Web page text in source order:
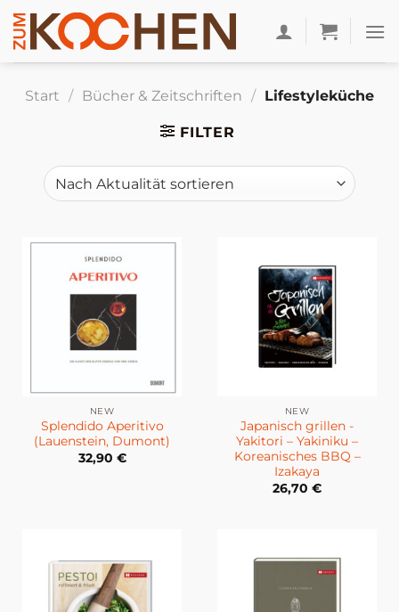
Zum
Inhalt
springen
Start / Bücher & Zeitschriften / Lifestyleküche
FILTER
NEW
Splendido Aperitivo
(Lauenstein, Dumont)
32,90 €
NEW
Japanisch grillen -
Yakitori – Yakiniku –
Koreanisches BBQ –
Izakaya
26,70 €